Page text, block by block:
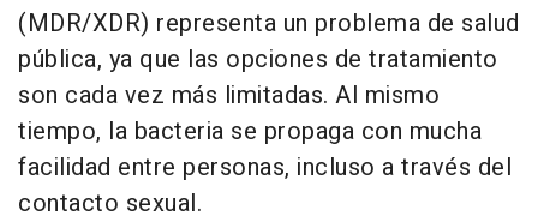
(MDR/XDR) representa un problema de salud
pública, ya que las opciones de tratamiento
son cada vez más limitadas. Al mismo
tiempo, la bacteria se propaga con mucha
facilidad entre personas, incluso a través del
contacto sexual.